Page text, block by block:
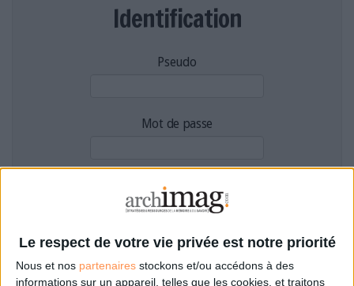
Le respect de votre vie privée est notre priorité
Nous et nos partenaires stockons et/ou accédons à des
informations sur un appareil, telles que les cookies, et traitons
LES LIVRES BLANCS
LES SUPPLÉMENTS
Identification
Pseudo
Mot de passe
Filtre anti-spam